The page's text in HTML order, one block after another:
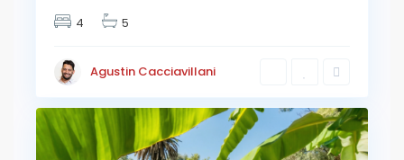
4 5
Agustin Cacciavillani